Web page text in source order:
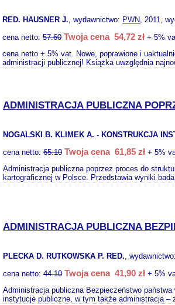
RED. HAUSNER J., wydawnictwo: PWN, 2011,
cena netto: 57.60 Twoja cena 54,72 zł + 5%
cena netto + 5% vat. Nowe, poprawione i
administracji publicznej! Książka uwzględnia
ADMINISTRACJA PUBLICZNA
NOGALSKI B. KLIMEK A. - KONSTRUKCJA
cena netto: 65.10 Twoja cena 61,85 zł + 5%
Administracja publiczna poprzez proces do
kartograficznej w Polsce. Przedstawia wyniki
ADMINISTRACJA PUBLICZNA
PLECKA D. RUTKOWSKA P. RED., wydawnictwo:
cena netto: 44.10 Twoja cena 41,90 zł + 5%
Administracja publiczna Bezpieczeństwo
instytucje publiczne, w tym także administracja –